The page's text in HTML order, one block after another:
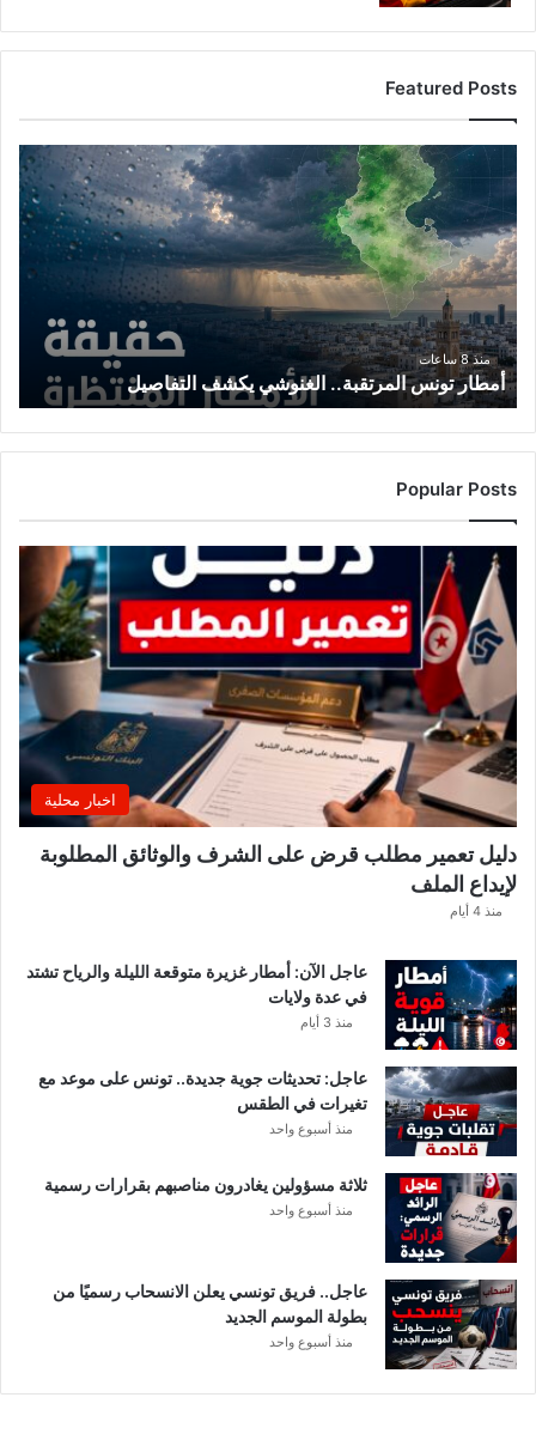
Featured Posts
أمطار
تونس
المرتقبة..
الغنوشي
يكشف
التفاصيل
منذ 8 ساعات
أمطار تونس المرتقبة.. الغنوشي يكشف التفاصيل
Popular Posts
اخبار محلية
دليل تعمير مطلب قرض على الشرف والوثائق المطلوبة
لإيداع الملف
منذ 4 أيام
عاجل الآن: أمطار غزيرة متوقعة الليلة والرياح تشتد
في عدة ولايات
منذ 3 أيام
عاجل: تحديثات جوية جديدة.. تونس على موعد مع
تغيرات في الطقس
منذ أسبوع واحد
ثلاثة مسؤولين يغادرون مناصبهم بقرارات رسمية
منذ أسبوع واحد
عاجل.. فريق تونسي يعلن الانسحاب رسميًا من
بطولة الموسم الجديد
منذ أسبوع واحد